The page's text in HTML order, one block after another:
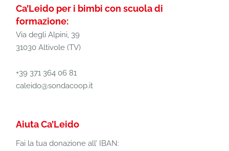
Ca’Leido per i bimbi con scuola di
formazione:
Via degli Alpini, 39
31030 Altivole (TV)
+39 371 364 06 81
caleido@sondacoop.it
Aiuta Ca’Leido
Fai la tua donazione all’ IBAN: